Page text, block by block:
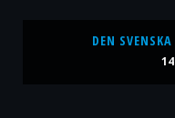
DEN